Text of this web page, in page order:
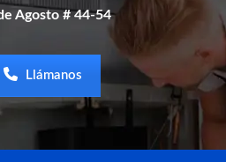
Agosto # 44-54
Llámanos